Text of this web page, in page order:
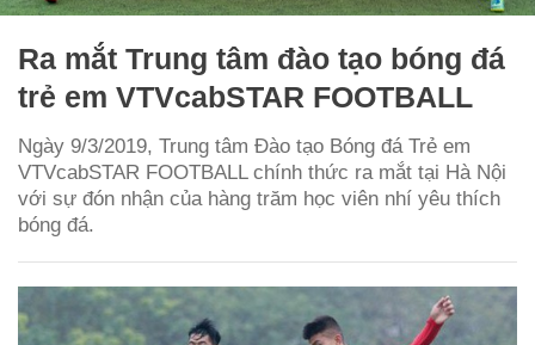
Ra mắt Trung tâm đào tạo bóng đá
trẻ em VTVcabSTAR FOOTBALL
Ngày 9/3/2019, Trung tâm Đào tạo Bóng đá Trẻ em
VTVcabSTAR FOOTBALL chính thức ra mắt tại Hà Nội
với sự đón nhận của hàng trăm học viên nhí yêu thích
bóng đá.